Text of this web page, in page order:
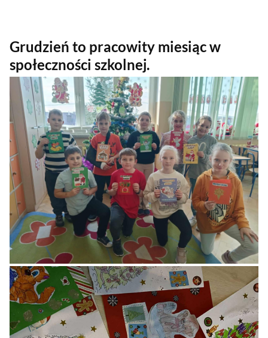
Grudzień to pracowity miesiąc w
społeczności szkolnej.